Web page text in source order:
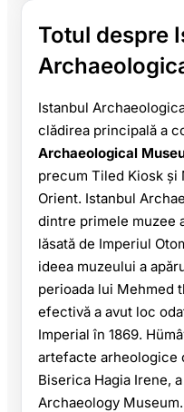
Totul despre
Istanbul
clădirea principală a
Archaeological
precum Tiled Kiosk
Orient. Istanbul
dintre primele muzee
lăsată de Imperiul
ideea muzeului a
perioada lui Mehmed
efectivă a avut loc
Imperial în 1869.
artefacte arheologice
Biserica Hagia Irene,
Archaeology